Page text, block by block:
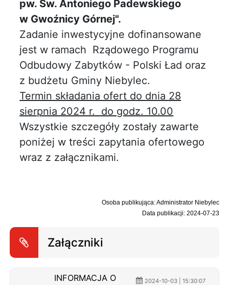
pw. Św. Antoniego Padewskiego
w Gwoźnicy Górnej".
Zadanie inwestycyjne dofinansowane
jest w ramach Rządowego Programu
Odbudowy Zabytków - Polski Ład oraz
z budżetu Gminy Niebylec.
Termin składania ofert do dnia 28
sierpnia 2024 r. do godz. 10.00
Wszystkie szczegóły zostały zawarte
poniżej w treści zapytania ofertowego
wraz z załącznikami.
Osoba publikująca: Administrator Niebylec
Data publikacji: 2024-07-23
Załączniki
INFORMACJA O
2024-10-03 | 15:30:07